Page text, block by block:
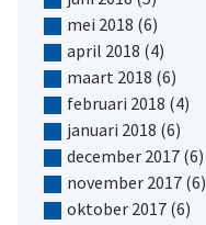
mei 2018 (6)
april 2018 (4)
maart 2018 (6)
februari 2018 (4)
januari 2018 (6)
december 2017(6)
november 2017(6)
oktober 2017(6)